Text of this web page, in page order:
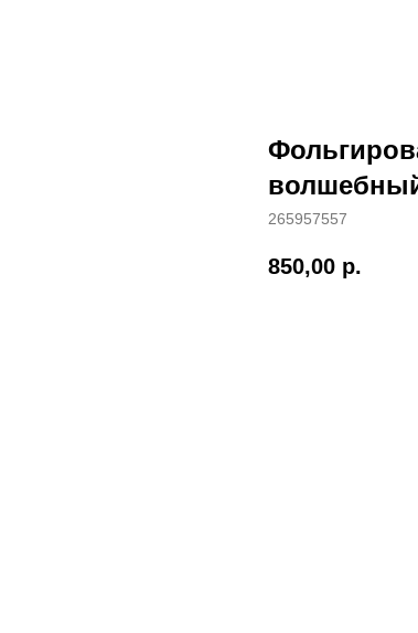
265957557
850,00 р.